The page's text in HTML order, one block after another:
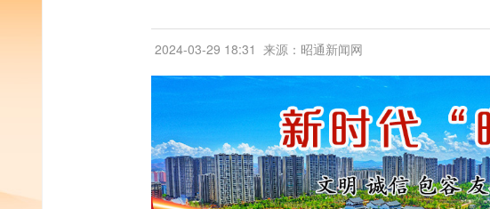
2024-03-29 18:31 来源：昭通新闻网